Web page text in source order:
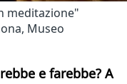
meditazione"
Museo
e farebbe? A